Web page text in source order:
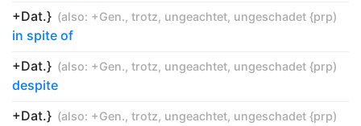
+Dat.} (also: +Gen., trotz, ungeachtet, ungeschadet {prp)
in spite of
+Dat.} (also: +Gen., trotz, ungeachtet, ungeschadet {prp)
despite
+Dat.} (also: +Gen., trotz, ungeachtet, ungeschadet {prp)